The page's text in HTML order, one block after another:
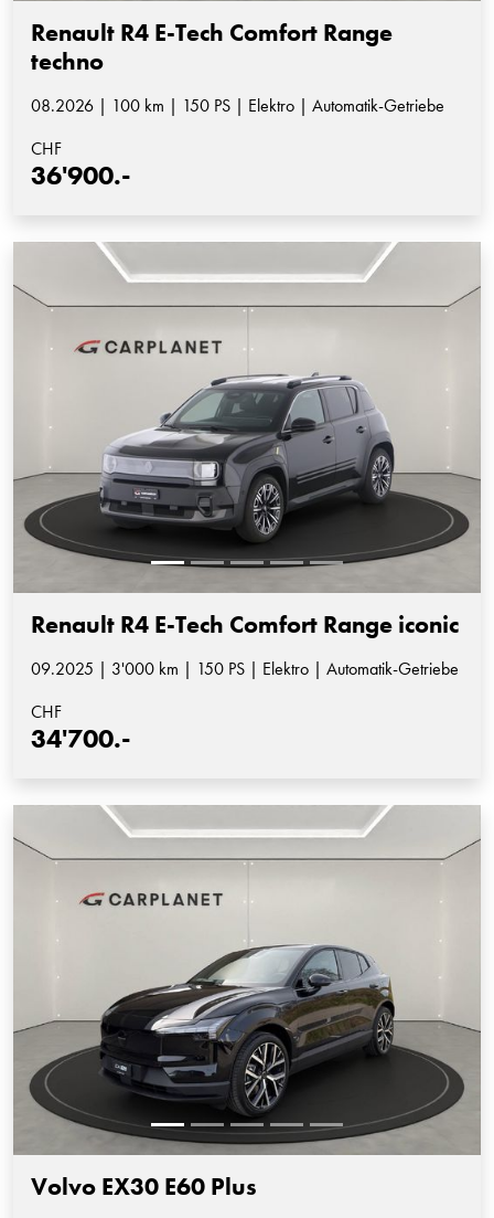
Renault R4 E-Tech Comfort Range
techno
08.2026 | 100 km | 150 PS | Elektro | Automatik-Getriebe
CHF
36'900.-
Renault R4 E-Tech Comfort Range iconic
09.2025 | 3'000 km | 150 PS | Elektro | Automatik-Getriebe
CHF
34'700.-
Volvo EX30 E60 Plus